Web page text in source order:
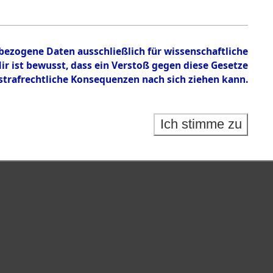
Daten ausschließlich für wissenschaftliche
bewusst, dass ein Verstoß gegen diese Gesetze
Konsequenzen nach sich ziehen kann.
Ich stimme zu